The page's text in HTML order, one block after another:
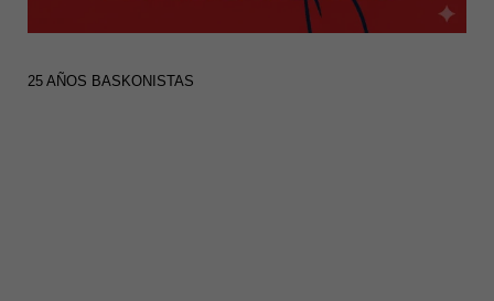
25 AÑOS BASKONISTAS